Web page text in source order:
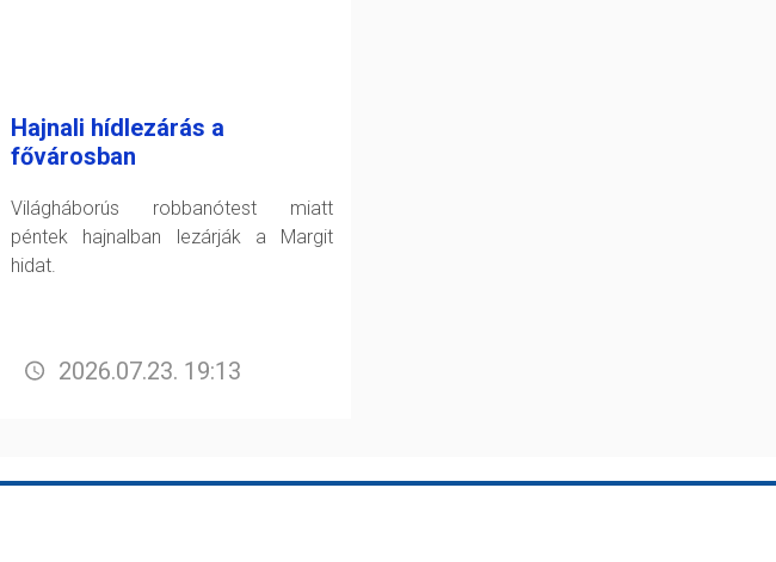
Hajnali hídlezárás a
fővárosban
Világháborús robbanótest miatt
péntek hajnalban lezárják a Margit
hidat.
2026.07.23. 19:13